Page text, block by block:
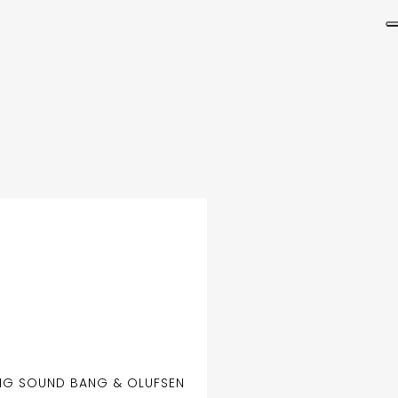
SOUND BANG & OLUFSEN